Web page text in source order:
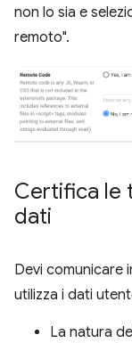
non lo sia e
remoto".
Certifica le
dati
Devi comunicare
utilizza i dati
La natura